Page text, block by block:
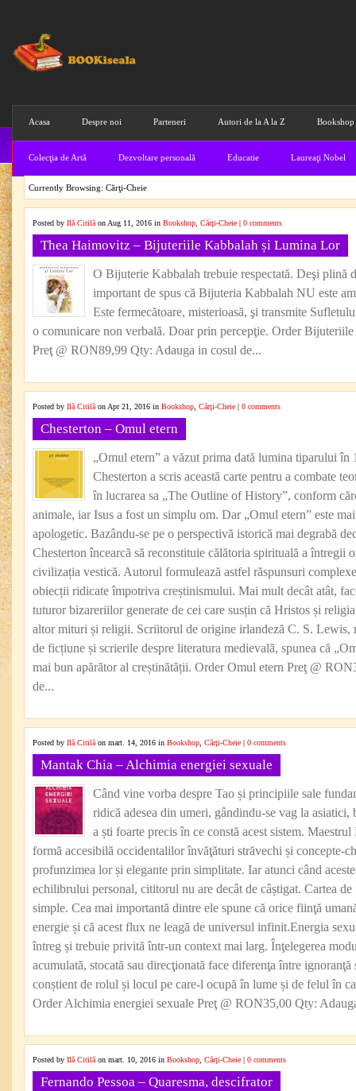
Acasa Despre noi Parteneri Autori de la A la Z Bookshop
Colecţia de Artă Dezvoltare personală Educatie Laureaţi Nobel
Currently Browsing: Cărţi-Cheie
Posted by Ilă Citilă on Aug 11, 2016 in Bookshop Cărţi-Cheie | 0 comments
Thea Haimovitz – Bijuteriile Kabbalah și Lumina Lor
O Bijuterie Kabbalah trebuie respectată. Deşi plină
important de spus că Bijuteria Kabbalah NU este
Este fermecătoare, misterioasă, şi transmite
o comunicare non verbală. Doar prin percepţie. Order
Preţ @ RON89,99 Qty: Adauga in cosul de...
Posted by Ilă Citilă on Apr 21, 2016 in Bookshop Cărţi-Cheie | 0 comments
Chesterton – Omul etern
„Omul etern” a văzut prima dată lumina tiparului
Chesterton a scris această carte pentru a combate
în lucrarea sa „The Outline of History”, conform
animale, iar Isus a fost un simplu om. Dar „Omul etern” este
apologetic. Bazându-se pe o perspectivă istorică mai degrabă
Chesterton încearcă să reconstituie călătoria spirituală a întregii
civilizația vestică. Autorul formulează astfel răspunsuri
obiecții ridicate împotriva creștinismului. Mai mult decât atât,
tuturor bizareriilor generate de cei care susțin că Hristos și
altor mituri și religii. Scriitorul de origine irlandeză C. S. Lewis,
de ficțiune și scrierile despre literatura medievală, spunea că
mai bun apărător al creștinătății. Order Omul etern Preţ @
de...
Posted by Ilă Citilă on mart. 14, 2016 in Bookshop Cărţi-Cheie | 0 comments
Mantak Chia – Alchimia energiei sexuale
Când vine vorba despre Tao și principiile sale
ridică adesea din umeri, gândindu-se vag la
a ști foarte precis în ce constă acest sistem.
formă accesibilă occidentalilor învăţături străvechi și concepte-
profunzimea lor și elegante prin simplitate. Iar atunci când
echilibrului personal, cititorul nu are decât de câștigat. Cartea
simple. Cea mai importantă dintre ele spune că orice fiinţă
energie și că acest flux ne leagă de universul infinit.Energia
întreg și trebuie privită într-un context mai larg. Înţelegerea
acumulată, stocată sau direcţionată face diferenţa între
conștient de rolul și locul pe care-l ocupă în lume și de felul în
Order Alchimia energiei sexuale Preţ @ RON35,00 Qty:
Posted by Ilă Citilă on mart. 10, 2016 in Bookshop Cărţi-Cheie | 0 comments
Fernando Pessoa – Quaresma, descifrator